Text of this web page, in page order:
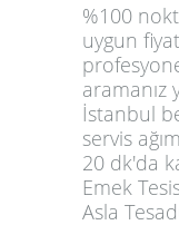
%100
uygun
aramanız
İstanbul
servis
20 dk'da
Emek
Asla